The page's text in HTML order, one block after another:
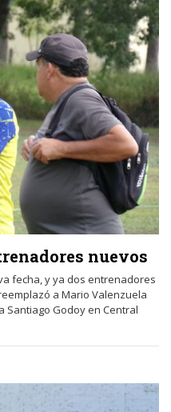
nuevos
fecha, y ya dos entrenadores
a Mario Valenzuela
Santiago Godoy en Central